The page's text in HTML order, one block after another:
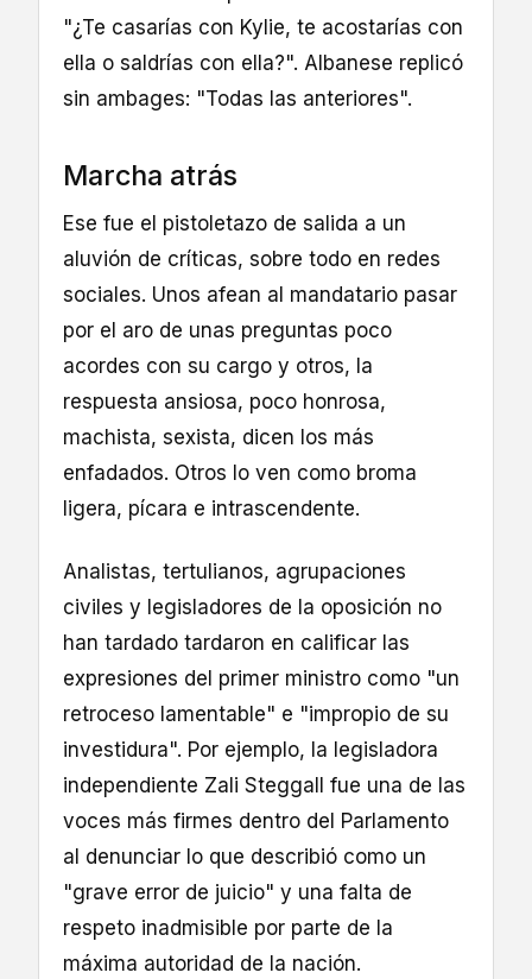
"¿Te casarías con Kylie, te acostarías con
ella o saldrías con ella?". Albanese replicó
sin ambages: "Todas las anteriores".
Marcha atrás
Ese fue el pistoletazo de salida a un
aluvión de críticas, sobre todo en redes
sociales. Unos afean al mandatario pasar
por el aro de unas preguntas poco
acordes con su cargo y otros, la
respuesta ansiosa, poco honrosa,
machista, sexista, dicen los más
enfadados. Otros lo ven como broma
ligera, pícara e intrascendente.
Analistas, tertulianos, agrupaciones
civiles y legisladores de la oposición no
han tardado tardaron en calificar las
expresiones del primer ministro como "un
retroceso lamentable" e "impropio de su
investidura". Por ejemplo, la legisladora
independiente Zali Steggall fue una de las
voces más firmes dentro del Parlamento
al denunciar lo que describió como un
"grave error de juicio" y una falta de
respeto inadmisible por parte de la
máxima autoridad de la nación.